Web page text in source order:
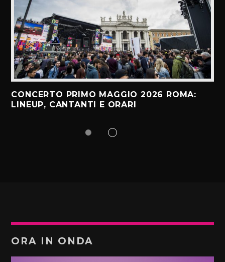
CONCERTO PRIMO MAGGIO 2026 ROMA:
LINEUP, CANTANTI E ORARI
ORA IN ONDA